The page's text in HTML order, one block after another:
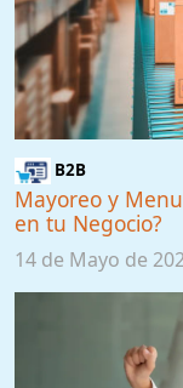
B2B
Mayoreo y
en tu Negocio?
14 de Mayo de